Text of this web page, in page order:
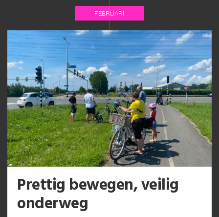
FEBRUARI
Prettig bewegen, veilig
onderweg